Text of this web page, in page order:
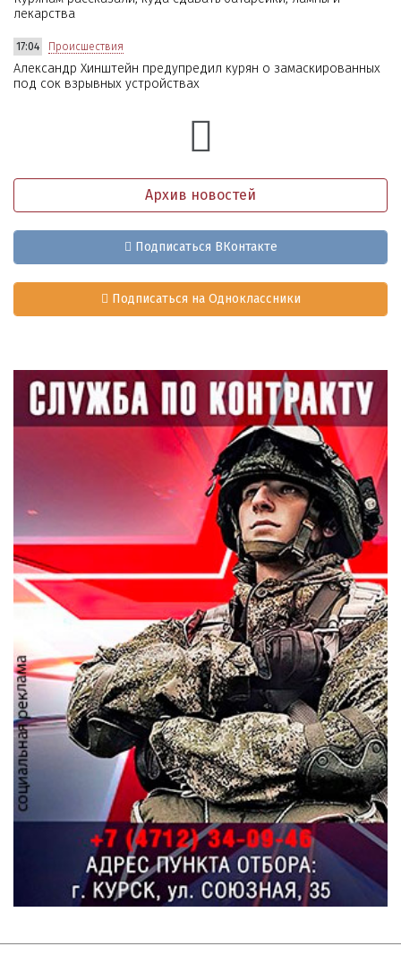
лекарства
17:04 Происшествия
Александр Хинштейн предупредил курян о замаскированных
под сок взрывных устройствах
Архив новостей
Подписаться ВКонтакте
Подписаться на Одноклассники